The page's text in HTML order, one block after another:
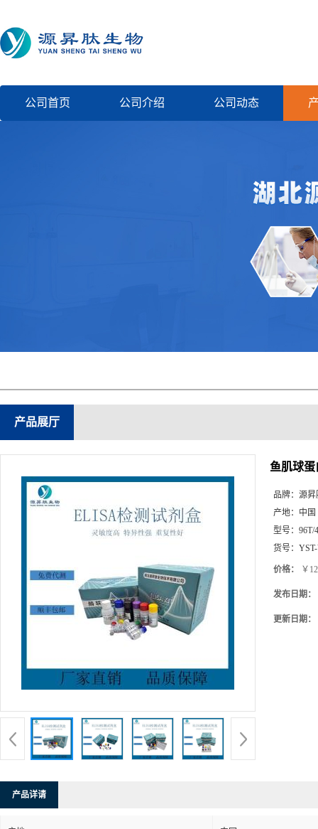
公司首页 公司介绍 公司动态
产品展厅
鱼肌球
品牌： 源昇
产地： 中国
型号： 96T/
货号：
价格： ￥
发布日期：
更新日期：
产品详请